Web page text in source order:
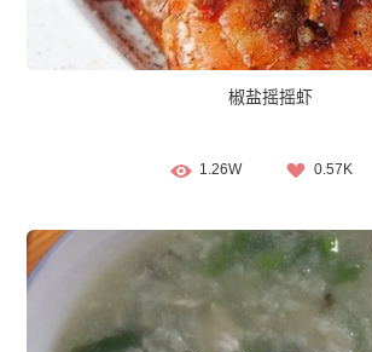
椒盐摇摇虾
1.26W 0.57K